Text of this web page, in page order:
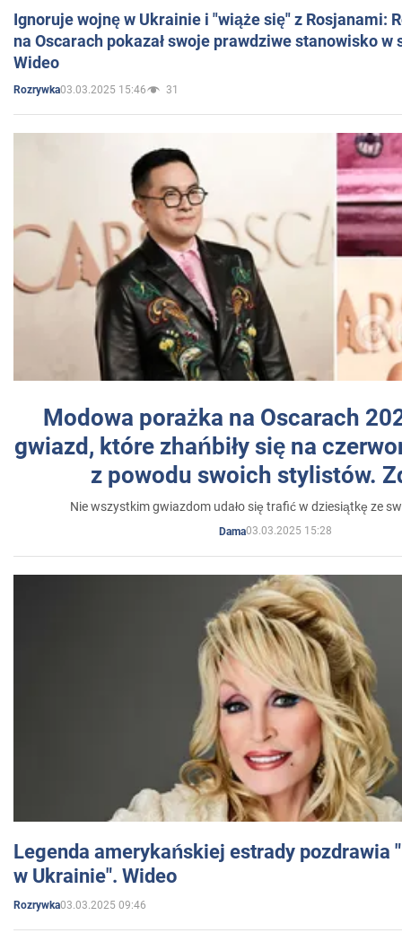
Ignoruje wojnę w Ukrainie i "wiąże się" z Rosjanami:
na Oscarach pokazał swoje prawdziwe stanowisko w
Wideo
Rozrywka03.03.2025 15:46 31
Modowa porażka na Oscarach
gwiazd, które zhańbiły się na
z powodu swoich stylistów.
Nie wszystkim gwiazdom udało się trafić w dziesiątkę ze
Dama03.03.2025 15:28
Legenda amerykańskiej estrady pozdrawia
w Ukrainie". Wideo
Rozrywka03.03.2025 09:46